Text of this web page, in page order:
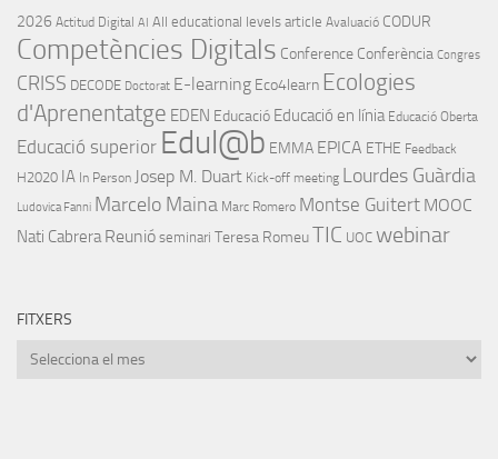
2026 Actitud Digital AI All educational levels article Avaluació CODUR
Competències Digitals Conference Conferència Congres
CRISS DECODE Doctorat E-learning Eco4learn Ecologies
d'Aprenentatge EDEN Educació Educació en línia Educació Oberta
Educació superior Edul@b EMMA EPICA ETHE Feedback
H2020 IA In Person Josep M. Duart Kick-off meeting Lourdes Guàrdia
Ludovica Fanni Marcelo Maina Marc Romero Montse Guitert MOOC
Nati Cabrera Reunió seminari Teresa RomeuTIC UOC webinar
FITXERS
Fitxers